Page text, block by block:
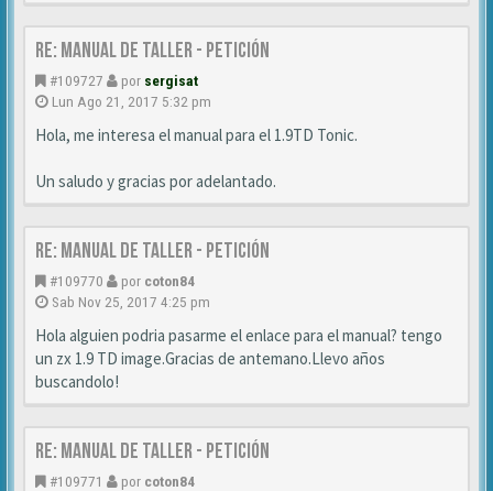
Re: MANUAL DE TALLER - Petición
#109727 por sergisat
Lun Ago 21, 2017 5:32 pm
Hola, me interesa el manual para el 1.9TD Tonic.
Un saludo y gracias por adelantado.
Re: MANUAL DE TALLER - Petición
#109770 por coton84
Sab Nov 25, 2017 4:25 pm
Hola alguien podria pasarme el enlace para el manual? tengo
un zx 1.9 TD image.Gracias de antemano.Llevo años
buscandolo!
Re: MANUAL DE TALLER - Petición
#109771 por coton84